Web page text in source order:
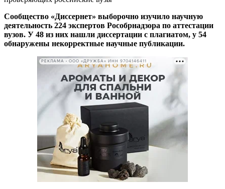
Сообщество «Диссернет» выборочно изучило научную
деятельность 224 экспертов Рособрнадзора по аттестации
вузов. У 48 из них нашли диссертации с плагиатом, у 54
обнаружены некорректные научные публикации.
РЕКЛАМА • ООО «ДРУЖБА» ИНН 9704146411